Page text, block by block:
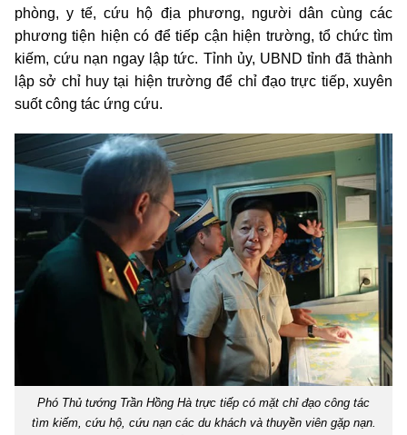
phòng, y tế, cứu hộ địa phương, người dân cùng các
phương tiện hiện có để tiếp cận hiện trường, tổ chức tìm
kiếm, cứu nạn ngay lập tức. Tỉnh ủy, UBND tỉnh đã thành
lập sở chỉ huy tại hiện trường để chỉ đạo trực tiếp, xuyên
suốt công tác ứng cứu.
Phó Thủ tướng Trần Hồng Hà trực tiếp có mặt chỉ đạo công tác
tìm kiếm, cứu hộ, cứu nạn các du khách và thuyền viên gặp nạn.